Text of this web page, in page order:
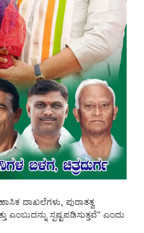
ದಾಖಲೆಗಳು, ಪುರಾತತ್ವ
ಸ್ಪಷ್ಟಪಡಿಸುತ್ತವೆ” ಎಂದು